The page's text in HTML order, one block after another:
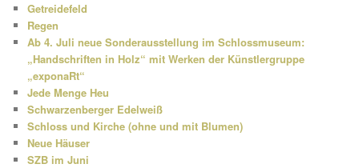
n
Getreidefeld
Regen
Ab 4. Juli neue Sonderausstellung im Schlossmuseum:
„Handschriften in Holz“ mit Werken der Künstlergruppe
„exponaRt“
Jede Menge Heu
Schwarzenberger Edelweiß
Schloss und Kirche (ohne und mit Blumen)
Neue Häuser
SZB im Juni